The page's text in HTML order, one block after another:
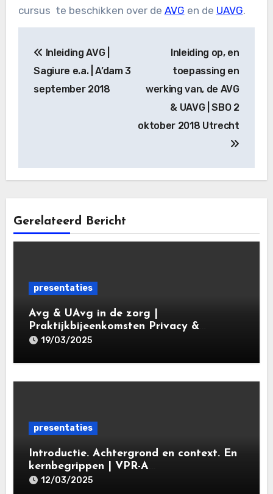
cursus te beschikken over de AVG en de UAVG.
navigatie
Inleiding AVG |
Sagiure e.a. | A’dam 3
september 2018
Inleiding op, en
toepassing en
werking van, de AVG
& UAVG | SBO 2
oktober 2018 Utrecht
Gerelateerd Bericht
presentaties
Avg & UAvg in de zorg |
Praktijkbijeenkomsten Privacy &
Gegevensbescherming in de Zorg 2025 |
19/03/2025
presentaties
Introductie. Achtergrond en context. En
kernbegrippen | VPR-A
specialisatieopleiding Privacy- en
12/03/2025